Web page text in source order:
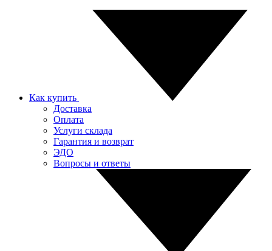
Как купить
Доставка
Оплата
Услуги склада
Гарантия и возврат
ЭДО
Вопросы и ответы